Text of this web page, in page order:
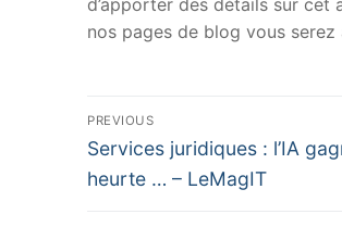
d’apporter des détails sur
nos pages de blog vous
Navigation
de
l’article
PREVIOUS
Previous
post:
Services juridiques : l’IA
heurte … – LeMagIT